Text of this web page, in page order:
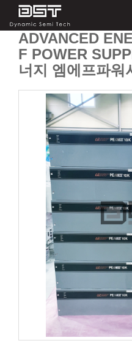
ADVANCED
F POWER
너지 엠에프파워